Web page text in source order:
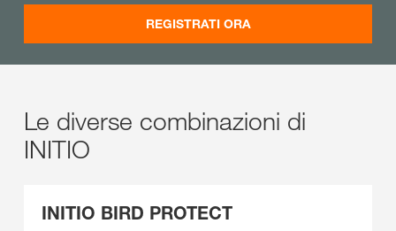
REGISTRATI ORA
Le diverse combinazioni di
INITIO
INITIO BIRD PROTECT